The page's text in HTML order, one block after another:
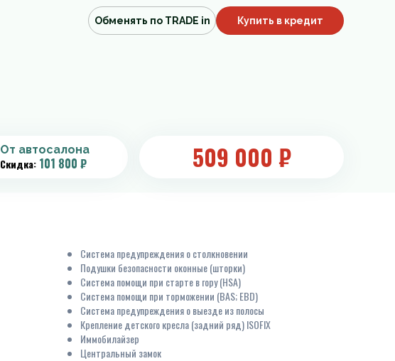
Обменять по TRADE in Купить в кредит
От автосалона
Скидка: 101 800 ₽ 509 000 ₽
Система предупреждения о столкновении
Подушки безопасности оконные (шторки)
Система помощи при старте в гору (HSA)
Система помощи при торможении (BAS; EBD)
Система предупреждения о выезде из полосы
Крепление детского кресла (задний ряд) ISOFIX
Иммобилайзер
Центральный замок